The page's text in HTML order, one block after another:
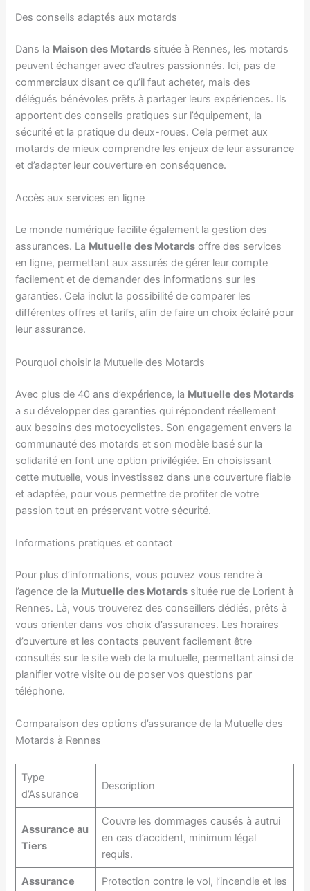
Des conseils adaptés aux motards
Dans la Maison des Motards située à Rennes, les motards
peuvent échanger avec d’autres passionnés. Ici, pas de
commerciaux disant ce qu’il faut acheter, mais des
délégués bénévoles prêts à partager leurs expériences. Ils
apportent des conseils pratiques sur l’équipement, la
sécurité et la pratique du deux-roues. Cela permet aux
motards de mieux comprendre les enjeux de leur assurance
et d’adapter leur couverture en conséquence.
Accès aux services en ligne
Le monde numérique facilite également la gestion des
assurances. La Mutuelle des Motards offre des services
en ligne, permettant aux assurés de gérer leur compte
facilement et de demander des informations sur les
garanties. Cela inclut la possibilité de comparer les
différentes offres et tarifs, afin de faire un choix éclairé pour
leur assurance.
Pourquoi choisir la Mutuelle des Motards
Avec plus de 40 ans d’expérience, la Mutuelle des Motards
a su développer des garanties qui répondent réellement
aux besoins des motocyclistes. Son engagement envers la
communauté des motards et son modèle basé sur la
solidarité en font une option privilégiée. En choisissant
cette mutuelle, vous investissez dans une couverture fiable
et adaptée, pour vous permettre de profiter de votre
passion tout en préservant votre sécurité.
Informations pratiques et contact
Pour plus d’informations, vous pouvez vous rendre à
l’agence de la Mutuelle des Motards située rue de Lorient à
Rennes. Là, vous trouverez des conseillers dédiés, prêts à
vous orienter dans vos choix d’assurances. Les horaires
d’ouverture et les contacts peuvent facilement être
consultés sur le site web de la mutuelle, permettant ainsi de
planifier votre visite ou de poser vos questions par
téléphone.
Comparaison des options d’assurance de la Mutuelle des
Motards à Rennes
Type
d’Assurance
Description
Assurance au
Tiers
Couvre les dommages causés à autrui
en cas d’accident, minimum légal
requis.
Assurance Protection contre le vol, l’incendie et les